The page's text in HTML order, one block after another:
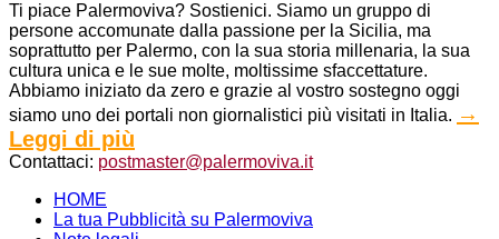
Ti piace Palermoviva? Sostienici. Siamo un gruppo di
persone accomunate dalla passione per la Sicilia, ma
soprattutto per Palermo, con la sua storia millenaria, la sua
cultura unica e le sue molte, moltissime sfaccettature.
Abbiamo iniziato da zero e grazie al vostro sostegno oggi
siamo uno dei portali non giornalistici più visitati in Italia. →
Leggi di più
Contattaci: postmaster@palermoviva.it
HOME
La tua Pubblicità su Palermoviva